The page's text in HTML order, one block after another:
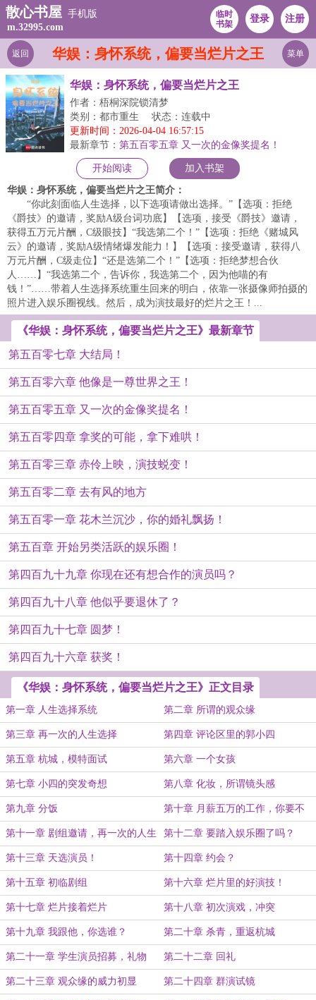
散心书屋 手机版
m.32995.com
临时
书架
登录 注册
华娱：身怀系统，偏要当烂片之王
返回 菜单
华娱：身怀系统，偏要当烂片之王
作者：梧桐深院锁清梦
类别：都市重生
状态：连载中
更新时间：2026-04-04 16:57:15
最新章节： 第五百零五章 又一次的金像奖提名！
开始阅读 加入书架
华娱：身怀系统，偏要当烂片之王简介：
“你此刻面临人生选择，以下选项请做出选择。”【选项：拒绝
《爵技》的邀请，奖励A级台词功底】【选项，接受《爵技》邀请，
获得五万元片酬，C级眼技】“我选第二个！”【选项：拒绝《赌城风
云》的邀请，奖励A级情绪爆发能力！】【选项：接受邀请，获得八
万元片酬，C级走位】“还是选第二个！”【选项：拒绝梦想合伙
人……】“我选第二个，告诉你，我选第二个，因为他喵的有
钱！”……带着人生选择系统重生回来的明白，依靠一张摄像师拍摄的
照片进入娱乐圈视线。然后，成为演技最好的烂片之王！...
《华娱：身怀系统，偏要当烂片之王》最新章节
第五百零七章 大结局！
第五百零六章 他像是一尊世界之王！
第五百零五章 又一次的金像奖提名！
第五百零四章 拿奖的可能，拿下难哄！
第五百零三章 赤伶上映，演技蜕变！
第五百零二章 去有风的地方
第五百零一章 花木兰沉沙，你的婚礼飘扬！
第五百章 开始另类活跃的娱乐圈！
第四百九十九章 你现在还有想合作的演员吗？
第四百九十八章 他似乎要退休了？
第四百九十七章 圆梦！
第四百九十六章 获奖！
《华娱：身怀系统，偏要当烂片之王》正文目录
第一章 人生选择系统 第二章 所谓的观众缘
第三章 再一次的人生选择 第四章 评论区里的郭小四
第五章 杭城，模特面试 第六章 一个女孩
第七章 小四的突发奇想 第八章 化妆，所谓镜头感
第九章 分饭 第十章 月薪五万的工作，你要不
要？
第十一章 剧组邀请，再一次的人生
选择！
第十二章 要踏入娱乐圈了吗？
第十三章 天选演员！ 第十四章 约会？
第十五章 初临剧组 第十六章 烂片里的好演技！
第十七章 烂片接着烂片 第十八章 初次演戏，冲突
第十九章 我跟他，你选谁？ 第二十章 杀青，重返杭城
第二十一章 学生演员招募，礼物 第二十二章 回礼
第二十三章 观众缘的威力初显 第二十四章 群演试镜